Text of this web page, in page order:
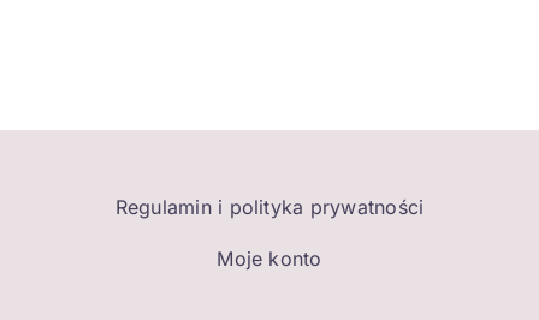
Regulamin i polityka prywatności
Moje konto